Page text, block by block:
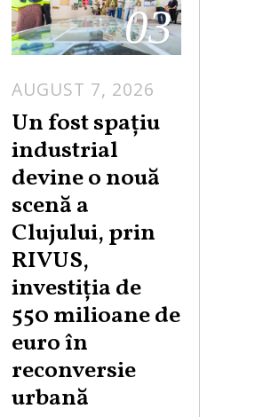
03
AUGUST 7, 2026
Un fost spațiu
industrial
devine o nouă
scenă a
Clujului, prin
RIVUS,
investiția de
550 milioane de
euro în
reconversie
urbană